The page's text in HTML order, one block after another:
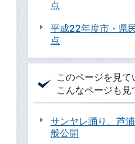
点
平成22年度市・県
点
このページを見て
こんなページも見
サンヤレ踊り、芦
般公開